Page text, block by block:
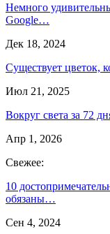
Немного
Google…
Дек 18, 2024
Существует цветок,
Июл 21, 2025
Вокруг света за 72
Апр 1, 2026
Свежее:
10
обязаны…
Сен 4, 2024